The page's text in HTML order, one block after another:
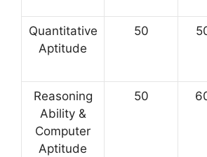
Quantitative
Aptitude
50
Reasoning
Ability &
Computer
Aptitude
50